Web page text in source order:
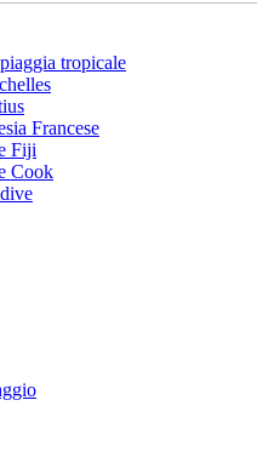
tropicale
Francese
Fiji
Cook